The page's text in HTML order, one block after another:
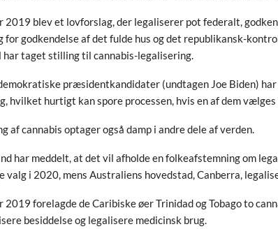
2019 blev et lovforslag, der legaliserer pot federalt,
for godkendelse af det fulde hus og det republikansk-
har taget stilling til cannabis-legalisering.
præsidentkandidater (undtagen Joe Biden)
hvilket hurtigt kan spore processen, hvis en af ​​dem
af cannabis optager også damp i andre dele af verden.
har meddelt, at det vil afholde en folkeafstemning om
valg i 2020, mens Australiens hovedstad, Canberra,
2019 forelagde de Caribiske øer Trinidad og Tobago to
besiddelse og legalisere medicinsk brug.